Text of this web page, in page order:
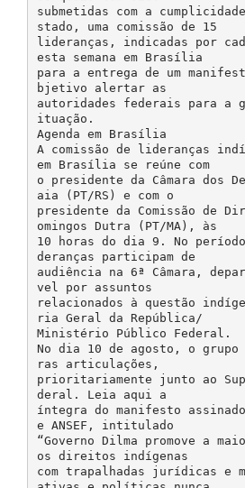
submetidas com a
stado, uma comissão de 15
lideranças, indicadas por
esta semana em Brasília
para a entrega de um
bjetivo alertar as
autoridades federais para a
ituação.
Agenda em Brasília
A comissão de lideranças
em Brasília se reúne com
o presidente da Câmara dos
aia (PT/RS) e com o
presidente da Comissão de
omingos Dutra (PT/MA), às
10 horas do dia 9. No
deranças participam de
audiência na 6ª Câmara,
vel por assuntos
relacionados à questão
ria Geral da República/
Ministério Público Federal.
No dia 10 de agosto, o grupo
ras articulações,
prioritariamente junto ao
deral. Leia aqui a
íntegra do manifesto
e ANSEF, intitulado
“Governo Dilma promove a
os direitos indígenas
com trapalhadas jurídicas e